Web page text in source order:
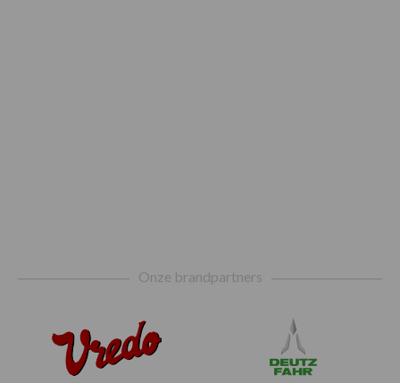
Onze brandpartners